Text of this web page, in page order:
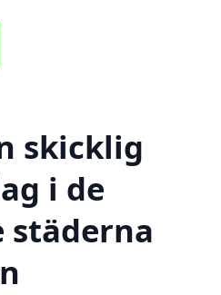
skicklig
i de
städerna